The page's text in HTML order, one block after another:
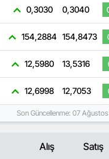
0,3030 0,3040
154,2884 154,8473
12,5980 13,5316
12,6998 12,7053
Son Güncellenme: 07
Alış Satış